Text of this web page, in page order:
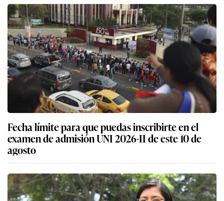
Fecha límite para que puedas inscribirte en el
examen de admisión UNI 2026-II de este 10 de
agosto